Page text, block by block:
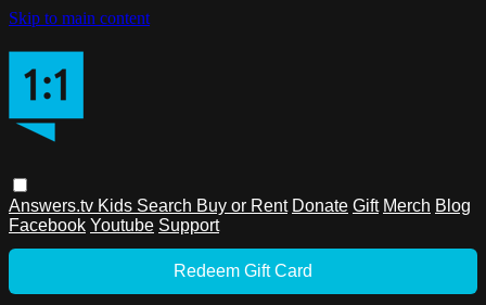
Skip to main content
Answers.tv Kids Search Buy or Rent Donate Gift Merch Blog
Facebook Youtube Support
Redeem Gift Card